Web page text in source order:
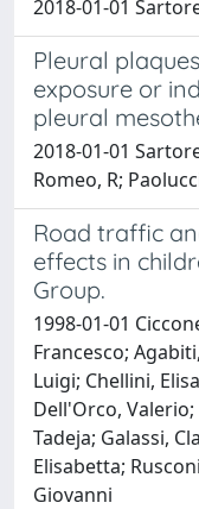
2018-01-01
Pleural
exposure or
pleural
2018-01-01
Romeo, R;
Road traffic
effects in
Group.
1998-01-01
Francesco;
Luigi; Chellini,
Dell'Orco,
Tadeja; Galassi,
Elisabetta;
Giovanni